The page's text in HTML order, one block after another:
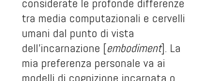
considerate le profonde differenze
tra media computazionali e cervelli
umani dal punto di vista
dell’incarnazione [embodiment]. La
mia preferenza personale va ai
modelli di cognizione incarnata o